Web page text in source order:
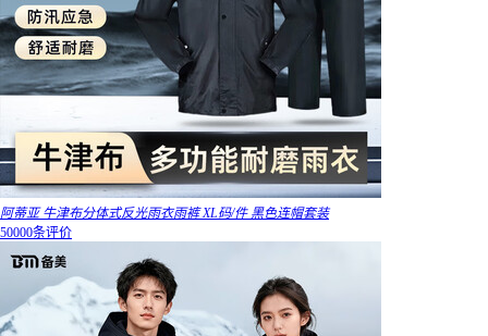
阿蒂亚 牛津布分体式反光雨衣雨裤 XL码/件 黑色连帽套装
50000条评价